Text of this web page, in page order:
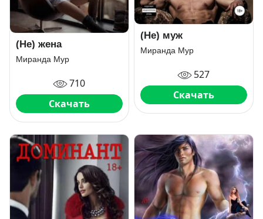
(Не) жена
Миранда Мур
710
Скачать
(Не) муж
Миранда Мур
527
Скачать